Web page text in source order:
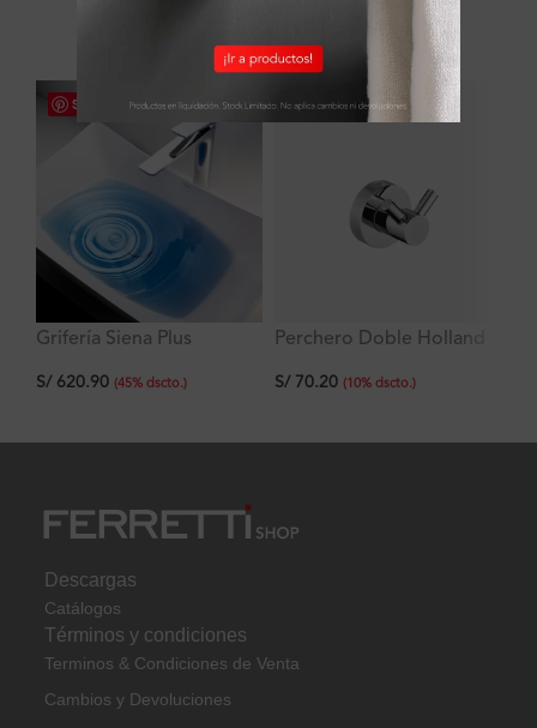
OTROS PRODUCTOS QUE PUEDEN
INTERESARTE
Save
Grifería Siena Plus
S/ 620.90 (45% dscto.)
Save
Perchero Doble Holland
S/70.20 (10% dscto.)
Descargas
Catálogos
Términos y condiciones
Terminos & Condiciones de Venta
Cambios y Devoluciones